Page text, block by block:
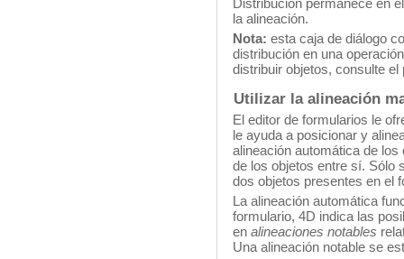
Distribución permanece en
la alineación.
Nota: esta caja de diálogo
distribución en una
distribuir objetos, consulte
Utilizar la alineación
El editor de formularios le
le ayuda a posicionar y
alineación automática de
de los objetos entre sí. Sólo
dos objetos presentes en el
La alineación automática
formulario, 4D indica las
en alineaciones notables
Una alineación notable se